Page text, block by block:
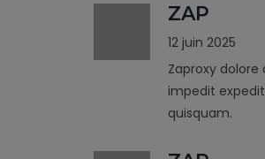
ZAP
12 juin 2025
Zaproxy dolore
impedit
quisquam.